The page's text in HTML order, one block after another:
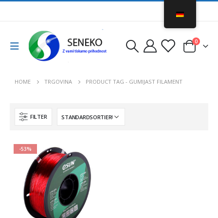
0
HOME TRGOVINA PRODUCT TAG - GUMIJAST FILAMENT
FILTER
-53%